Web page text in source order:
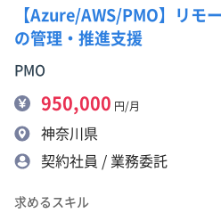
【Azure/AWS/PMO】リモ
の管理・推進支援
PMO
950,000 円/月
神奈川県
契約社員 / 業務委託
求めるスキル